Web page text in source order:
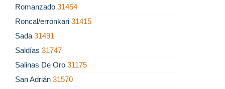
Romanzado 31454
Roncal/erronkari 31415
Sada 31491
Saldías 31747
Salinas De Oro 31175
San Adrián 31570